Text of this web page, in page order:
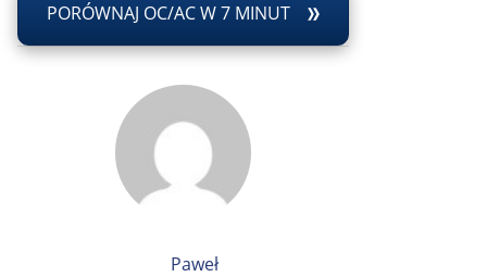
PORÓWNAJ OC/AC W 7 MINUT
Paweł